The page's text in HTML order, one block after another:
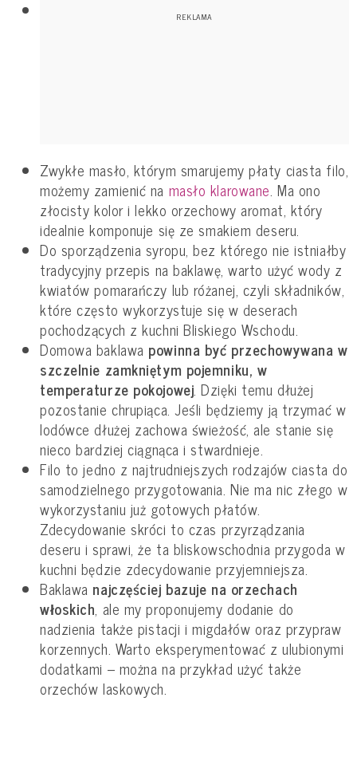
Zwykłe masło, którym smarujemy płaty ciasta filo,
możemy zamienić na masło klarowane. Ma ono
złocisty kolor i lekko orzechowy aromat, który
idealnie komponuje się ze smakiem deseru.
Do sporządzenia syropu, bez którego nie istniałby
tradycyjny przepis na baklawę, warto użyć wody z
kwiatów pomarańczy lub różanej, czyli składników,
które często wykorzystuje się w deserach
pochodzących z kuchni Bliskiego Wschodu.
Domowa baklawa powinna być przechowywana w
szczelnie zamkniętym pojemniku, w
temperaturze pokojowej. Dzięki temu dłużej
pozostanie chrupiąca. Jeśli będziemy ją trzymać w
lodówce dłużej zachowa świeżość, ale stanie się
nieco bardziej ciągnąca i stwardnieje.
Filo to jedno z najtrudniejszych rodzajów ciasta do
samodzielnego przygotowania. Nie ma nic złego w
wykorzystaniu już gotowych płatów.
Zdecydowanie skróci to czas przyrządzania
deseru i sprawi, że ta bliskowschodnia przygoda w
kuchni będzie zdecydowanie przyjemniejsza.
Baklawa najczęściej bazuje na orzechach
włoskich, ale my proponujemy dodanie do
nadzienia także pistacji i migdałów oraz przypraw
korzennych. Warto eksperymentować z ulubionymi
dodatkami – można na przykład użyć także
orzechów laskowych.